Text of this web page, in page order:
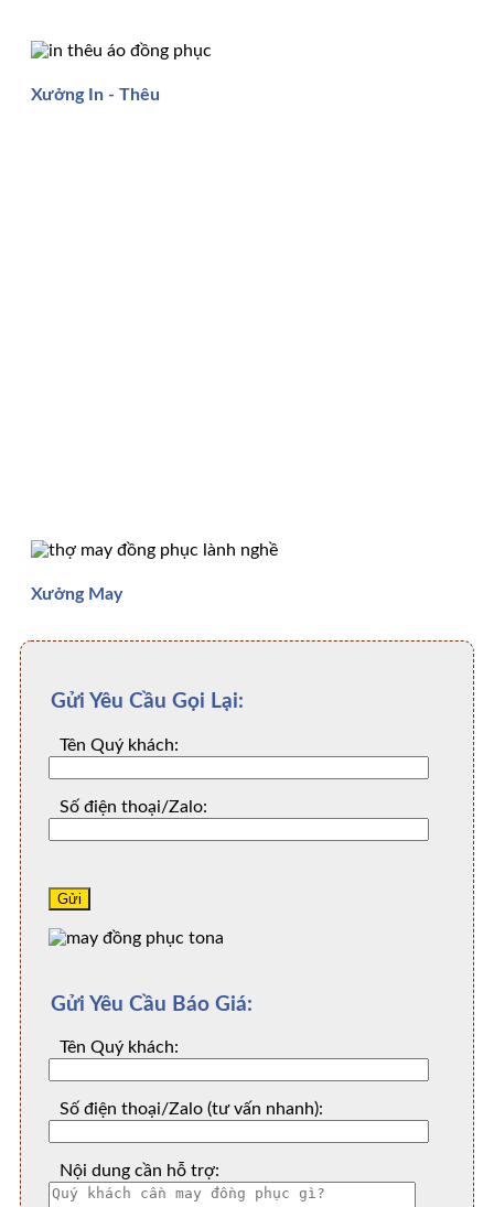
Xưởng In - Thêu
Xưởng May
Gửi Yêu Cầu Gọi Lại:
Tên Quý khách:
Số điện thoại/Zalo:
Gửi Yêu Cầu Báo Giá:
Tên Quý khách:
Số điện thoại/Zalo (tư vấn nhanh):
Nội dung cần hỗ trợ: